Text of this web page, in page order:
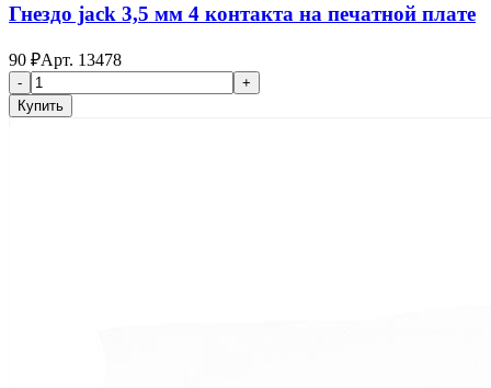
Гнездо jack 3,5 мм 4 контакта на печатной плате
90 ₽Арт. 13478
-
+
Купить